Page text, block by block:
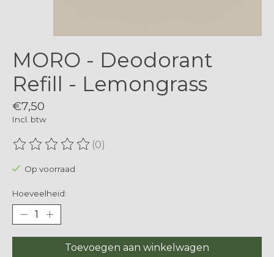
MORO - Deodorant
Refill - Lemongrass
€7,50
Incl. btw
De beoordeling van dit product is
(0)
Op voorraad
Hoeveelheid:
Toevoegen aan winkelwagen